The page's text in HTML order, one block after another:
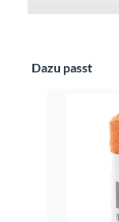
Dazu passt